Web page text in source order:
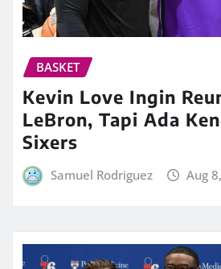
BASKET
Kevin Love Ingin
LeBron, Tapi Ada
Sixers
Samuel Rodriguez Aug